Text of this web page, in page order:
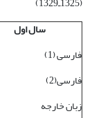
سال اول
فارسی (1)
فارسی(2)
زبان خارجه